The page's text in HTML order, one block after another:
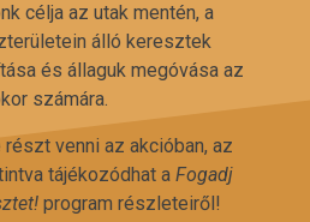
célja az utak mentén, a
álló keresztek
és állaguk megóvása az
számára.
részt venni az akcióban, az
tájékozódhat a Fogadj
program részleteiről!